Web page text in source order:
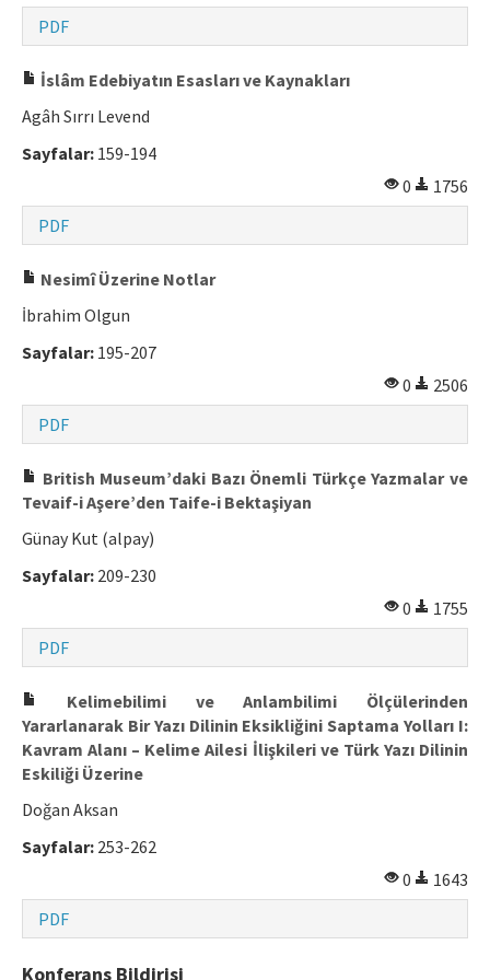
PDF
İslâm Edebiyatın Esasları ve Kaynakları
Agâh Sırrı Levend
Sayfalar: 159-194
0
1756
PDF
Nesimî Üzerine Notlar
İbrahim Olgun
Sayfalar: 195-207
0
2506
PDF
British Museum’daki Bazı Önemli Türkçe Yazmalar ve
Tevaif-i Aşere’den Taife-i Bektaşiyan
Günay Kut (alpay)
Sayfalar: 209-230
0
1755
PDF
Kelimebilimi ve Anlambilimi Ölçülerinden
Yararlanarak Bir Yazı Dilinin Eksikliğini Saptama Yolları I:
Kavram Alanı – Kelime Ailesi İlişkileri ve Türk Yazı Dilinin
Eskiliği Üzerine
Doğan Aksan
Sayfalar: 253-262
0
1643
PDF
Konferans Bildirisi